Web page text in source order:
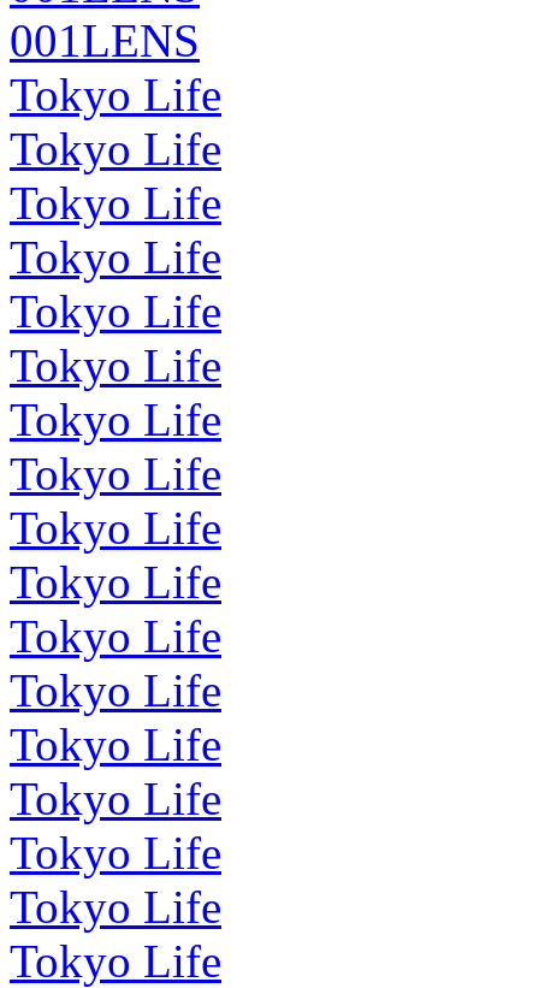
001LENS
Tokyo Life
Tokyo Life
Tokyo Life
Tokyo Life
Tokyo Life
Tokyo Life
Tokyo Life
Tokyo Life
Tokyo Life
Tokyo Life
Tokyo Life
Tokyo Life
Tokyo Life
Tokyo Life
Tokyo Life
Tokyo Life
Tokyo Life